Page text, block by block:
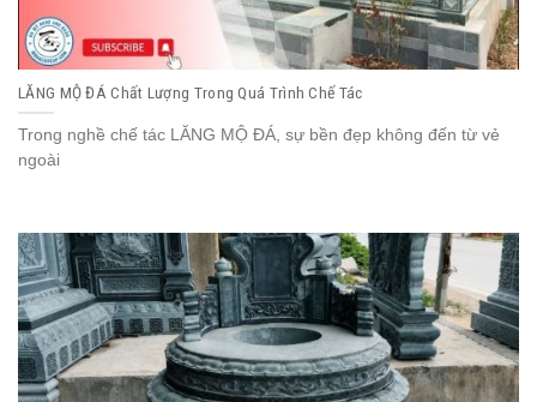
LĂNG MỘ ĐÁ Chất Lượng Trong Quá Trình Chế Tác
Trong nghề chế tác LĂNG MỘ ĐÁ, sự bền đẹp không đến từ vẻ
ngoài